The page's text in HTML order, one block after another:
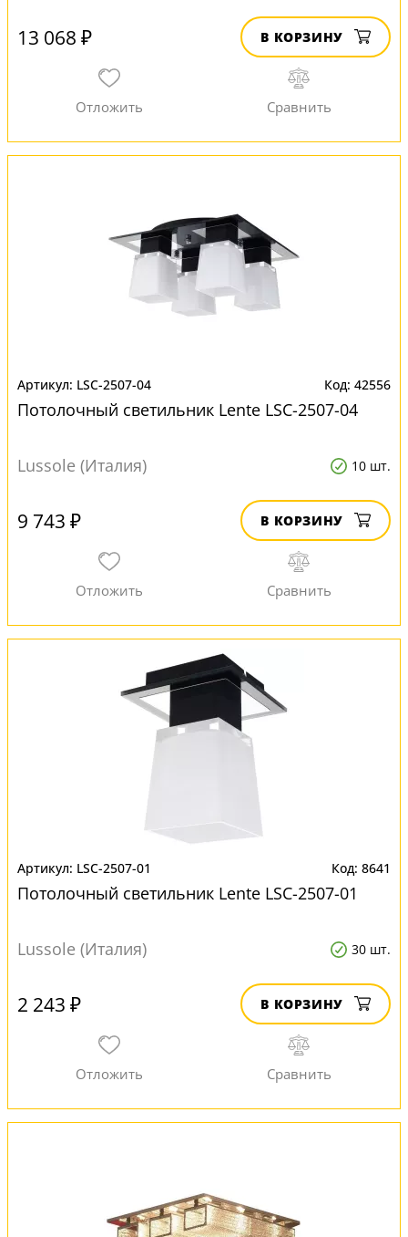
13 068 ₽ В КОРЗИНУ
LSC-2507-04 42556
Потолочный светильник Lente LSC-2507-04
Lussole (Италия) 10 шт.
9 743 ₽ В КОРЗИНУ
LSC-2507-01 8641
Потолочный светильник Lente LSC-2507-01
Lussole (Италия) 30 шт.
2 243 ₽ В КОРЗИНУ